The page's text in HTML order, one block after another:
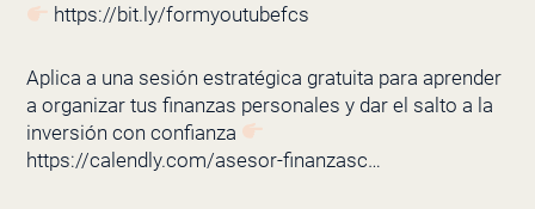
https://bit.ly/formyoutubefcs
Aplica a una sesión estratégica gratuita para aprender
a organizar tus finanzas personales y dar el salto a la
inversión con confianza
https://calendly.com/asesor-finanzasc…